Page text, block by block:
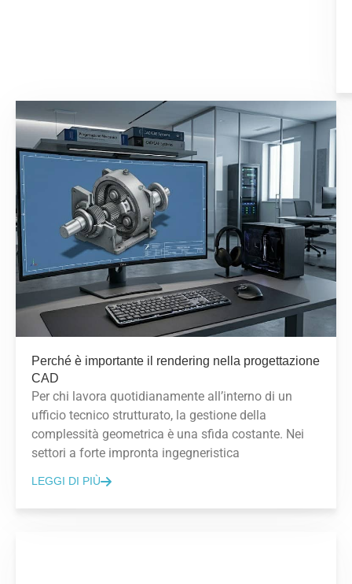
Perché è importante il rendering nella progettazione
CAD
Per chi lavora quotidianamente all’interno di un
ufficio tecnico strutturato, la gestione della
complessità geometrica è una sfida costante. Nei
settori a forte impronta ingegneristica
LEGGI DI PIÙ